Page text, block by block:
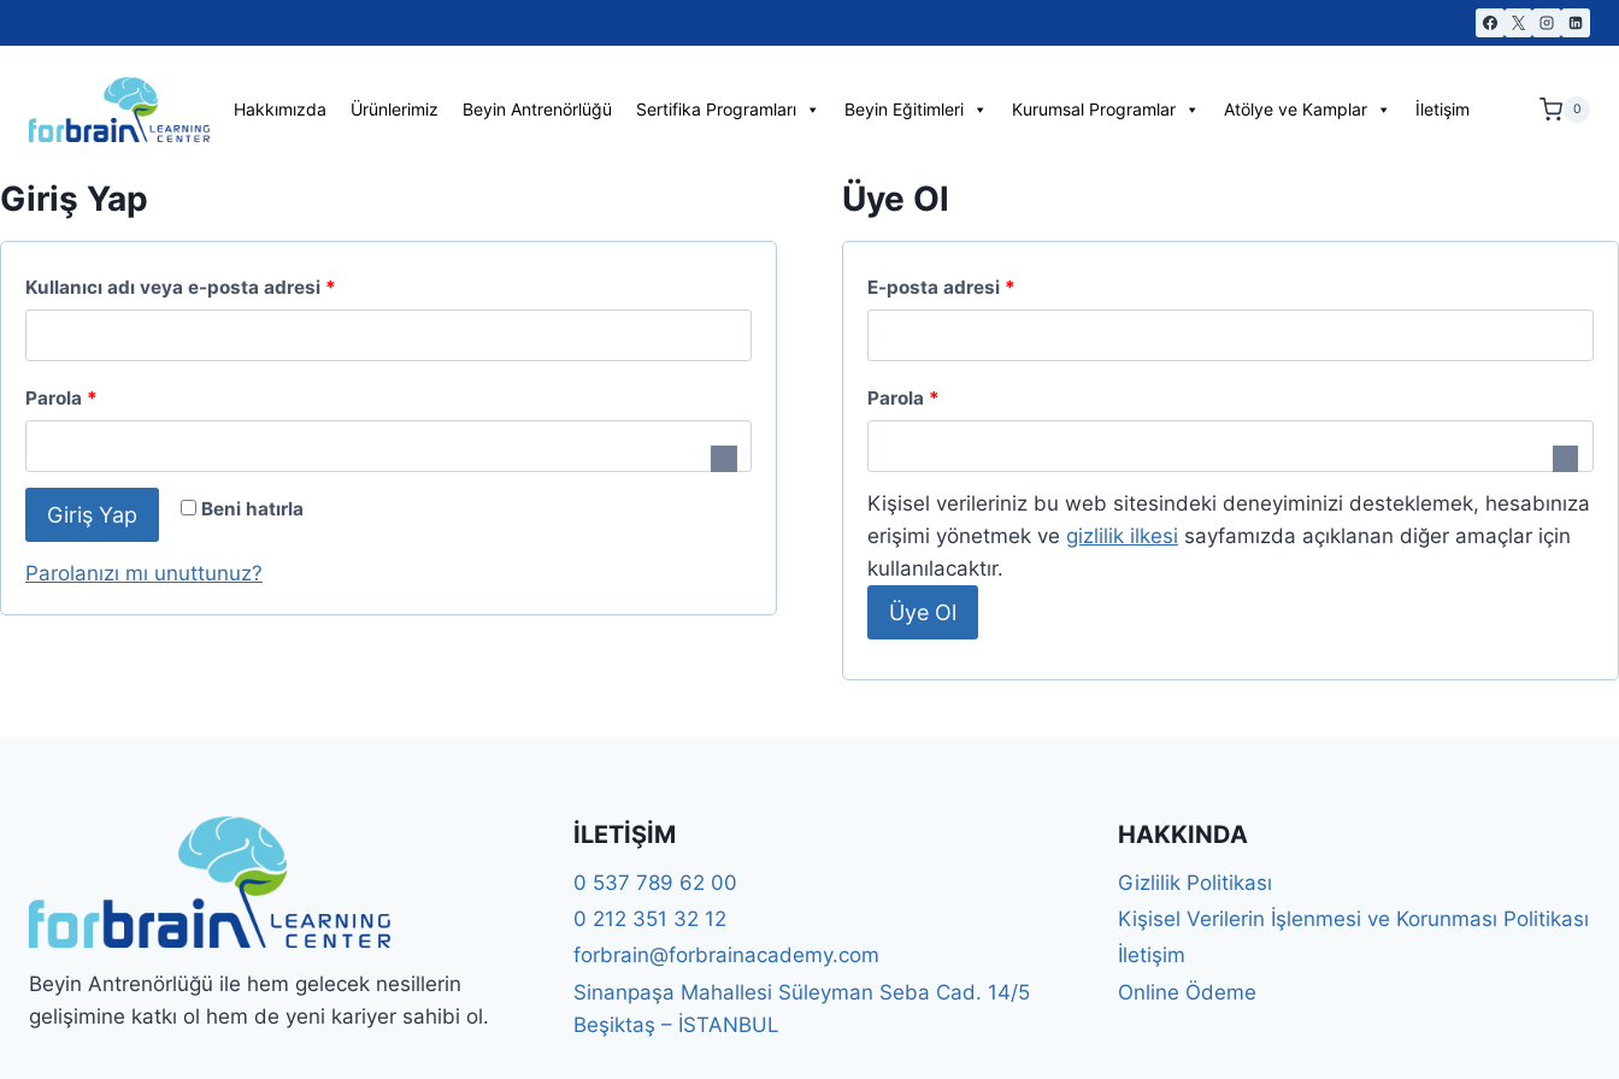
to
Hakkımızda Ürünlerimiz Beyin Antrenörlüğü Sertifika Programları Beyin Eğitimleri Kurumsal Programlar Atölye ve Kamplar İletişim 0
Giriş Yap
Kullanıcı adı veya e-posta adresi *
e
Parola *
r
e
k
l
Beni hatırla
Giriş Yap
Parolanızı mı unuttunuz?
Üye Ol
E-posta adresi *G
e
l
i
Parola *G
e
k
l
Kişisel verileriniz bu web sitesindeki deneyiminizi desteklemek, hesabınıza
erişimi yönetmek ve gizlilik ilkesi sayfamızda açıklanan diğer amaçlar için
kullanılacaktır.
Üye Ol
Beyin Antrenörlüğü ile hem gelecek nesillerin
gelişimine katkı ol hem de yeni kariyer sahibi ol.
İLETIŞIM
0 537 789 62 00
0 212 351 32 12
forbrain@forbrainacademy.com
Sinanpaşa Mahallesi Süleyman Seba Cad. 14/5
Beşiktaş – İSTANBUL
HAKKINDA
Gizlilik Politikası
Kişisel Verilerin İşlenmesi ve Korunması Politikası
İletişim
Online Ödeme